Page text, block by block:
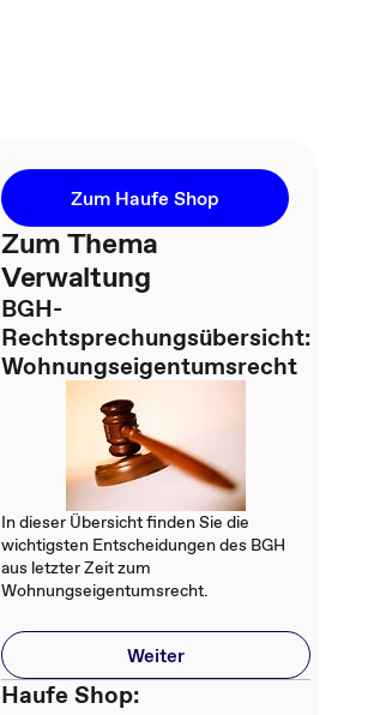
Zum Haufe Shop
Zum Thema
Verwaltung
BGH-
Rechtsprechungsübersicht:
Wohnungseigentumsrecht
In dieser Übersicht finden Sie die
wichtigsten Entscheidungen des BGH
aus letzter Zeit zum
Wohnungseigentumsrecht.
Weiter
Haufe Shop: